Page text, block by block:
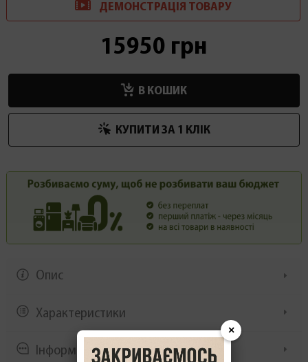
ДЕМОНСТРАЦІЯ ТОВАРУ
15950 грн
В КОШИК
КУПИТИ ЗА 1 КЛIК
Опис
Характеристики
Інформація/демонстрація
×